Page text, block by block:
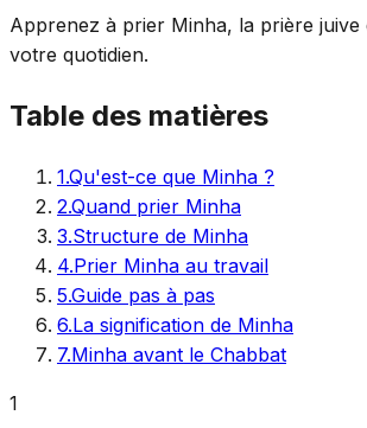
Apprenez à prier Minha, la prière
votre quotidien.
Table des matières
1.Qu'est-ce que Minha ?
2.Quand prier Minha
3.Structure de Minha
4.Prier Minha au travail
5.Guide pas à pas
6.La signification de Minha
7.Minha avant le Chabbat
1